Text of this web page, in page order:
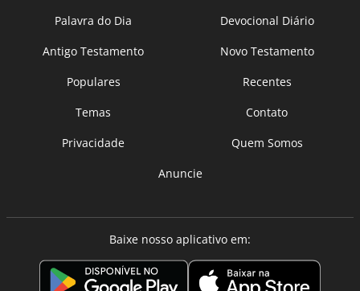
Palavra do Dia
Devocional Diário
Antigo Testamento
Novo Testamento
Populares
Recentes
Temas
Contato
Privacidade
Quem Somos
Anuncie
Baixe nosso aplicativo em: